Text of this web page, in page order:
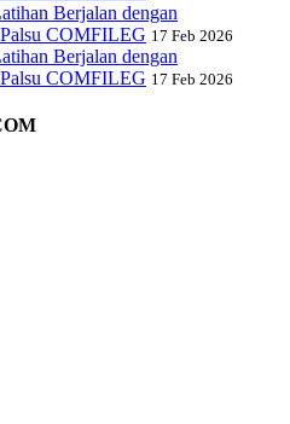
Berjalan dengan
COMFILEG 17 Feb 2026
Berjalan dengan
COMFILEG 17 Feb 2026